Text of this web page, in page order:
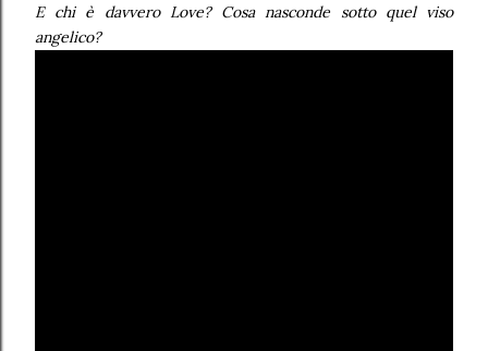
E chi è davvero Love? Cosa nasconde sotto quel viso
angelico?